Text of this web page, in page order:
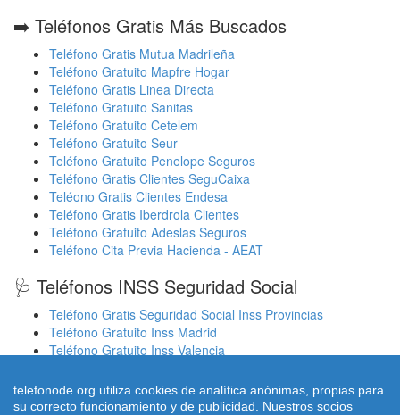
➡️ Teléfonos Gratis Más Buscados
Teléfono Gratis Mutua Madrileña
Teléfono Gratuito Mapfre Hogar
Teléfono Gratis Linea Directa
Teléfono Gratuito Sanitas
Teléfono Gratuito Cetelem
Teléfono Gratuito Seur
Teléfono Gratuito Penelope Seguros
Teléfono Gratis Clientes SeguCaixa
Teléono Gratis Clientes Endesa
Teléfono Gratis Iberdrola Clientes
Teléfono Gratuito Adeslas Seguros
Teléfono Cita Previa Hacienda - AEAT
🩺 Teléfonos INSS Seguridad Social
Teléfono Gratis Seguridad Social Inss Provincias
Teléfono Gratuito Inss Madrid
Teléfono Gratuito Inss Valencia
Cita Previa Médicos Euskadi Osakidetza Osanet
Cita Previa Sas Intersas Andalucia
telefonode.org utiliza cookies de analítica anónimas, propias para
su correcto funcionamiento y de publicidad. Nuestros socios